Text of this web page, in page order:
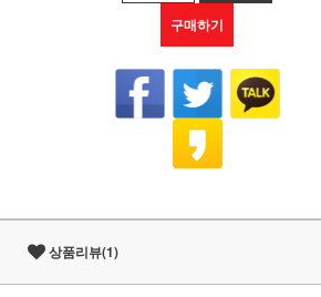
구매하기
상품리뷰(1)